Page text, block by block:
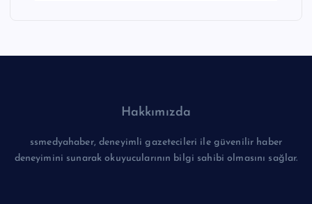
Hakkımızda
ssmedyahaber, deneyimli gazetecileri ile güvenilir haber
deneyimini sunarak okuyucularının bilgi sahibi olmasını sağlar.